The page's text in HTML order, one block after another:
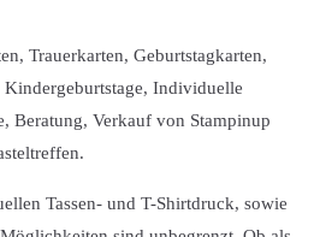
Trauerkarten, Geburtstagkarten,
Individuelle
Beratung, Verkauf von Stampinup
Tassen- und T-Shirtdruck, sowie